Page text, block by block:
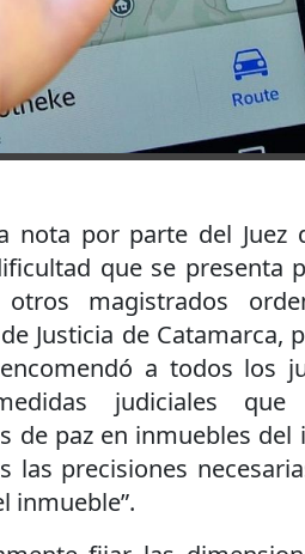
nota por parte del Juez
que se presenta
magistrados
Justicia de Catamarca,
a todos los
judiciales
de paz en inmuebles del
las precisiones
inmueble”.